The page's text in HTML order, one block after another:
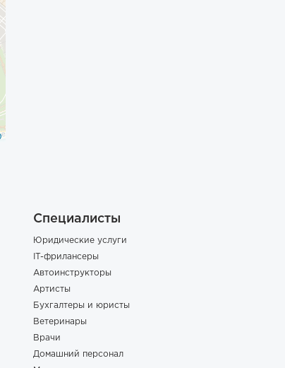
Специалисты
Юридические услуги
IT-фрилансеры
Автоинструкторы
Артисты
Бухгалтеры и юристы
Ветеринары
Врачи
Домашний персонал